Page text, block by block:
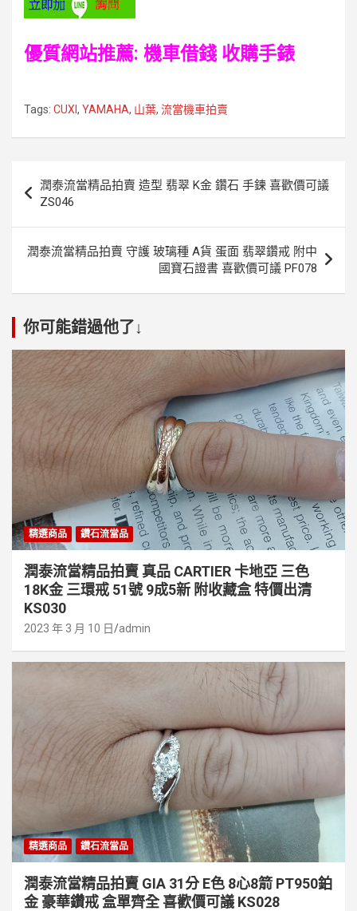
優質網站推薦: 機車借錢 收購手錶
Tags: CUXI , YAMAHA, 山葉, 流當機車拍賣
章
導
覽
潤泰流當精品拍賣 造型 翡翠 K金 鑽石 手鍊 喜歡價可議
ZS046
潤泰流當精品拍賣 守護 玻璃種 A貨 蛋面 翡翠鑽戒 附中
國寶石證書 喜歡價可議 PF078
你可能錯過他了↓
精選商品 鑽石流當品
潤泰流當精品拍賣 真品 CARTIER 卡地亞 三色
18K金 三環戒 51號 9成5新 附收藏盒 特價出清
KS030
2023 年 3 月 10 日 admin
精選商品 鑽石流當品
潤泰流當精品拍賣 GIA 31分 E色 8心8箭 PT950鉑
金 豪華鑽戒 盒單齊全 喜歡價可議 KS028